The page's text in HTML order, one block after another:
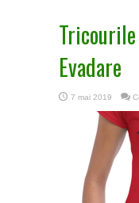
Evadare
7 mai 2019